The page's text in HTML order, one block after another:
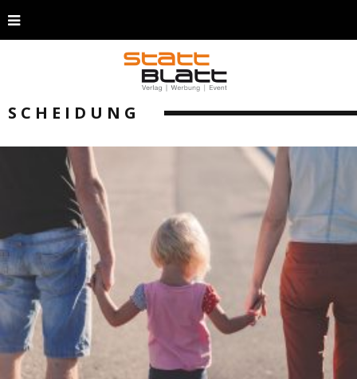
SCHEIDUNG